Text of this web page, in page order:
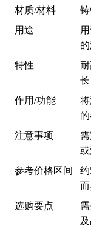
材质/材料
用途
特性
作用/功能
注意事项
参考价格区间
而
选购要点